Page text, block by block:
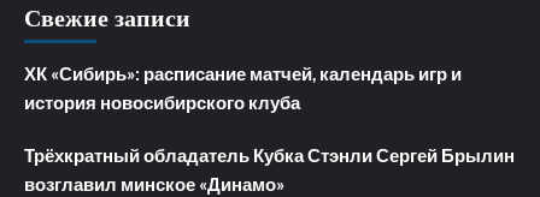
Свежие записи
ХК «Сибирь»: расписание матчей, календарь игр и
история новосибирского клуба
Трёхкратный обладатель Кубка Стэнли Сергей Брылин
возглавил минское «Динамо»